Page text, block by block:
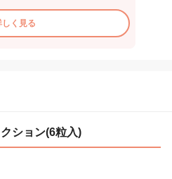
しく見る
ション(6粒入)